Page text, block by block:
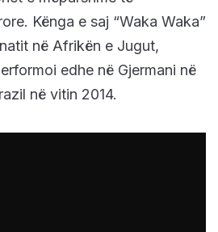
Kënga e saj “Waka Waka”
në Afrikën e Jugut,
edhe në Gjermani në
në vitin 2014.